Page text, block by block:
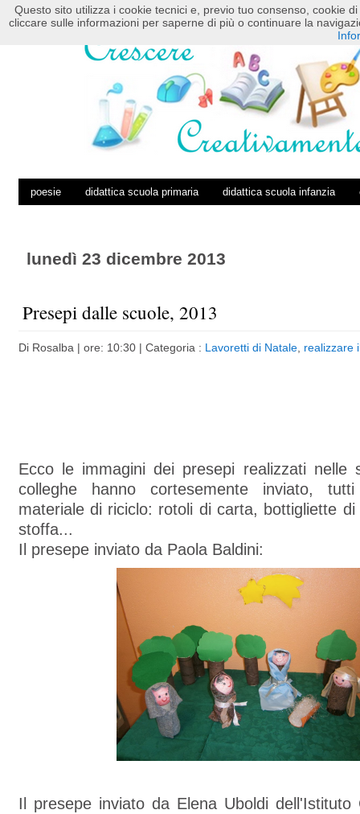
HOME POSTS RSS COMMENTS RSS
poesie didattica scuola primaria didattica scuola infanzia
lunedì 23 dicembre 2013
Presepi dalle scuole, 2013
Di Rosalba | ore: 10:30 | Categoria : Lavoretti di Natale, realizzare
Ecco le immagini dei presepi realizzati nelle
colleghe hanno cortesemente inviato,
materiale di riciclo: rotoli di carta, bottigliette
stoffa...
Il presepe inviato da Paola Baldini:
Il presepe inviato da Elena Uboldi dell'Istituto
Questo sito utilizza i cookie tecnici e, previo tuo consenso, cookie
cliccare sulle informazioni per saperne di più o continuare la